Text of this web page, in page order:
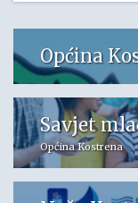
Općina
Savjet
Općina Kostrena